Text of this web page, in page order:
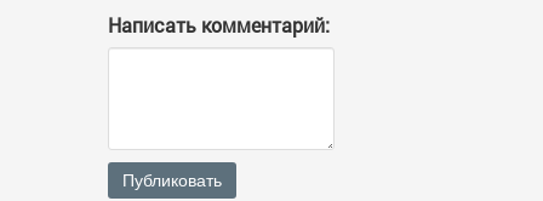
Написать комментарий:
Публиковать